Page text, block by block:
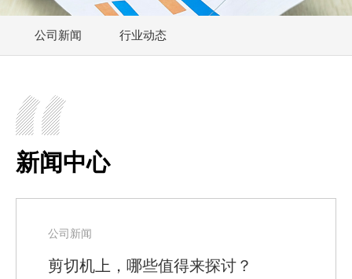
公司新闻 行业动态
新闻中心
公司新闻
剪切机上，哪些值得来探讨？